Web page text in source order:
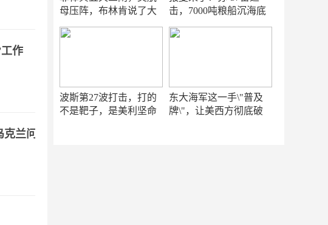
母压阵，布林肯说了大
击，7000吨粮船沉海底
波斯第27波打击，打的
不是靶子，是美利坚命
东大海军这一手\"普及
牌\"，让美西方彻底破
作
克兰问